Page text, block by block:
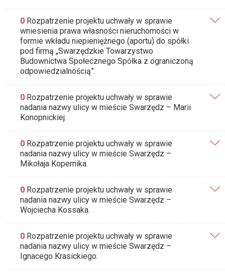
0 Rozpatrzenie projektu uchwały w sprawie
wniesienia prawa własności nieruchomości w
formie wkładu niepieniężnego (aportu) do spółki
pod firmą „Swarzędzkie Towarzystwo
Budownictwa Społecznego Spółka z ograniczoną
odpowiedzialnością”.
0 Rozpatrzenie projektu uchwały w sprawie
nadania nazwy ulicy w mieście Swarzędz – Marii
Konopnickiej.
0 Rozpatrzenie projektu uchwały w sprawie
nadania nazwy ulicy w mieście Swarzędz –
Mikołaja Kopernika.
0 Rozpatrzenie projektu uchwały w sprawie
nadania nazwy ulicy w mieście Swarzędz –
Wojciecha Kossaka.
0 Rozpatrzenie projektu uchwały w sprawie
nadania nazwy ulicy w mieście Swarzędz –
Ignacego Krasickiego.